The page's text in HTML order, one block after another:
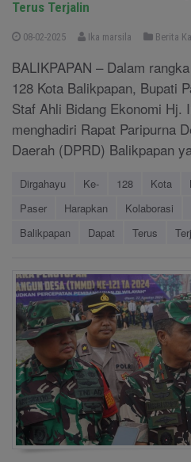
Terus Terjalin
08-02-2025 Ika marsila Berita
BALIKPAPAN – Dalam
128 Kota Balikpapan, Bupati
Staf Ahli Bidang Ekonomi Hj.
menghadiri Rapat Paripurna
Daerah (DPRD) Balikpapan
Dirgahayu Ke- 128 Kota
Paser
Harapkan Kolaborasi
Balikpapan
Dapat Terus